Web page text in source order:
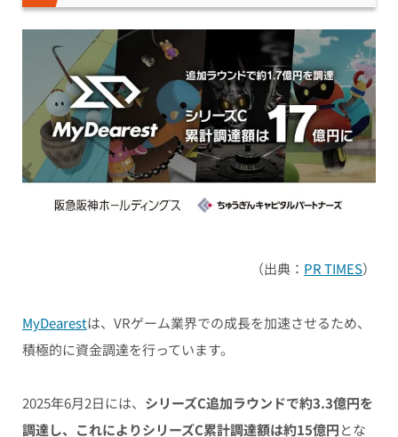
（出典： PR TIMES）
MyDearestは、VRゲーム業界での成長を加速させるため、
積極的に資金調達を行っています。
2025年6月2日には、 シリーズC追加ラウンドで約3.3億円を
調達し、これによりシリーズC累計調達額は約15億円とな